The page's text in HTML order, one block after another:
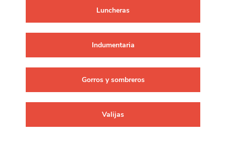
Luncheras
Indumentaria
Gorros y sombreros
Valijas